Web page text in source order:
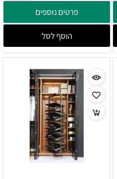
פרטים נוספים
הוסף לסל